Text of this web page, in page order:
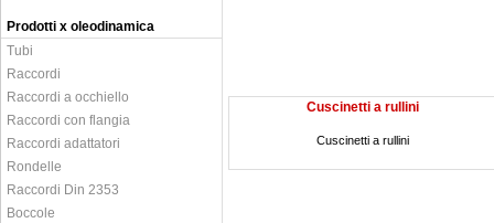
Prodotti x oleodinamica
Tubi
Raccordi
Raccordi a occhiello
Raccordi con flangia
Raccordi adattatori
Rondelle
Raccordi Din 2353
Boccole
Cuscinetti a rullini
Cuscinetti a rullini